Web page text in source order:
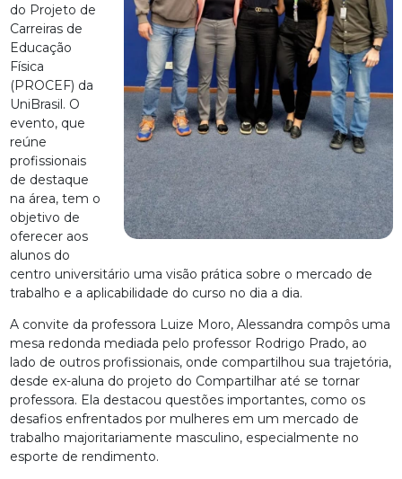
do Projeto de
Carreiras de
Educação
Física
(PROCEF) da
UniBrasil. O
evento, que
reúne
profissionais
de destaque
na área, tem o
objetivo de
oferecer aos
alunos do
centro universitário uma visão prática sobre o mercado de
trabalho e a aplicabilidade do curso no dia a dia.
A convite da professora Luize Moro, Alessandra compôs uma
mesa redonda mediada pelo professor Rodrigo Prado, ao
lado de outros profissionais, onde compartilhou sua trajetória,
desde ex-aluna do projeto do Compartilhar até se tornar
professora. Ela destacou questões importantes, como os
desafios enfrentados por mulheres em um mercado de
trabalho majoritariamente masculino, especialmente no
esporte de rendimento.